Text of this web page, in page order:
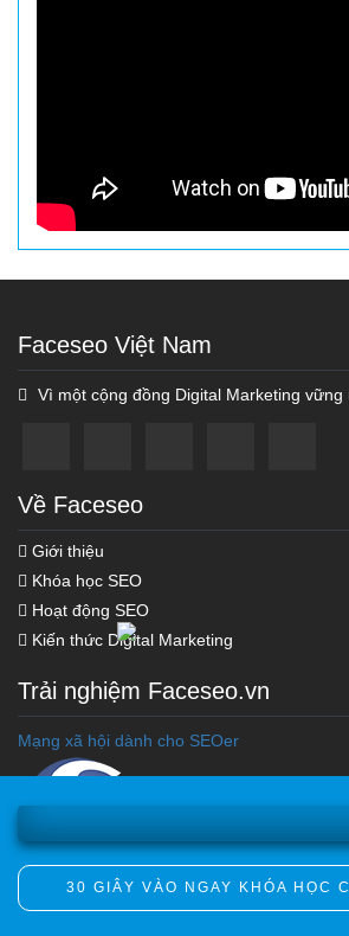
Faceseo Việt Nam
Vì một cộng đồng Digital Marketing vững
Về Faceseo
Giới thiệu
Khóa học SEO
Hoạt động SEO
Kiến thức Digital Marketing
Trải nghiệm Faceseo.vn
Mạng xã hội dành cho SEOer
Tối Ưu Hóa Chi
Xây Dựng Hệ Thống
30 GIÂY VÀO NGAY KHÓA HỌC